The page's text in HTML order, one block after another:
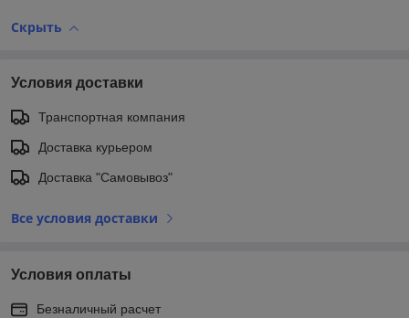
Скрыть
Условия доставки
Транспортная компания
Доставка курьером
Доставка "Самовывоз"
Все условия доставки
Условия оплаты
Безналичный расчет